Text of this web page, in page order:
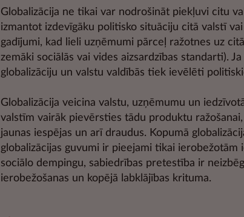
Globalizācija ne tikai var nodrošināt piekļuvi citu
izmantot izdevīgāku politisko situāciju citā valstī
gadījumi, kad lieli uzņēmumi pārceļ ražotnes uz
zemāki sociālās vai vides aizsardzības standarti).
globalizāciju un valstu valdībās tiek ievēlēti
Globalizācija veicina valstu, uzņēmumu un
valstīm vairāk pievērsties tādu produktu
jaunas iespējas un arī draudus. Kopumā
globalizācijas guvumi ir pieejami tikai
sociālo dempingu, sabiedrības pretestība ir
ierobežošanas un kopējā labklājības krituma.